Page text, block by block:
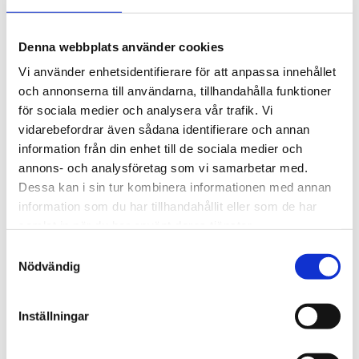
Denna webbplats använder cookies
Vi använder enhetsidentifierare för att anpassa innehållet
och annonserna till användarna, tillhandahålla funktioner
för sociala medier och analysera vår trafik. Vi
vidarebefordrar även sådana identifierare och annan
information från din enhet till de sociala medier och
annons- och analysföretag som vi samarbetar med.
Dessa kan i sin tur kombinera informationen med annan
information som du har tillhandahållit eller som de har
Nödvändig
Inställningar
Sommarkonferens
Nu inleder Bönetåget sin
långa konferens – i
nordligaste Norrland